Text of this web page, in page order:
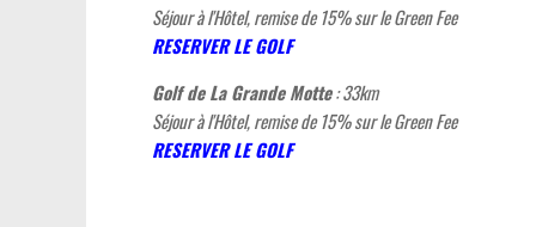
Séjour à l'Hôtel, remise de 15% sur le Green Fee
RESERVER LE GOLF
Golf de La Grande Motte: 33km
Séjour à l'Hôtel, remise de 15% sur le Green Fee
RESERVER LE GOLF